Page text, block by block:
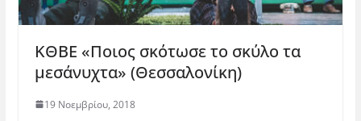
ΚΘΒΕ «Ποιος σκότωσε το σκύλο τα
μεσάνυχτα» (Θεσσαλονίκη)
19 Νοεμβρίου, 2018